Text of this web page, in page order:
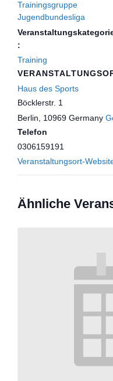
Trainingsgruppe
Jugendbundesliga
:
Training
Haus des Sports
Böcklerstr. 1
Berlin
10969 Germany
Telefon
0306159191
Veranstaltungsort-
Ähnliche